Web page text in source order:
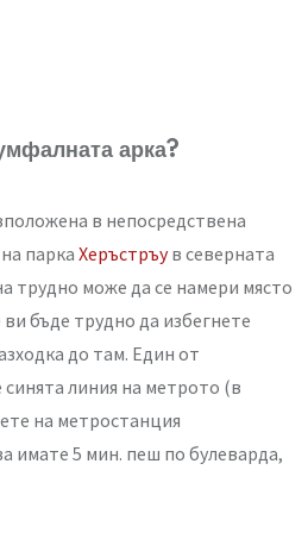
арка?
в непосредствена
парка Херъстръув северната
трудно може да се намери място
бъде трудно да избегнете
до там. Един от
линия на метрото (в
на метростанция
имате 5 мин. пеш по булеварда,